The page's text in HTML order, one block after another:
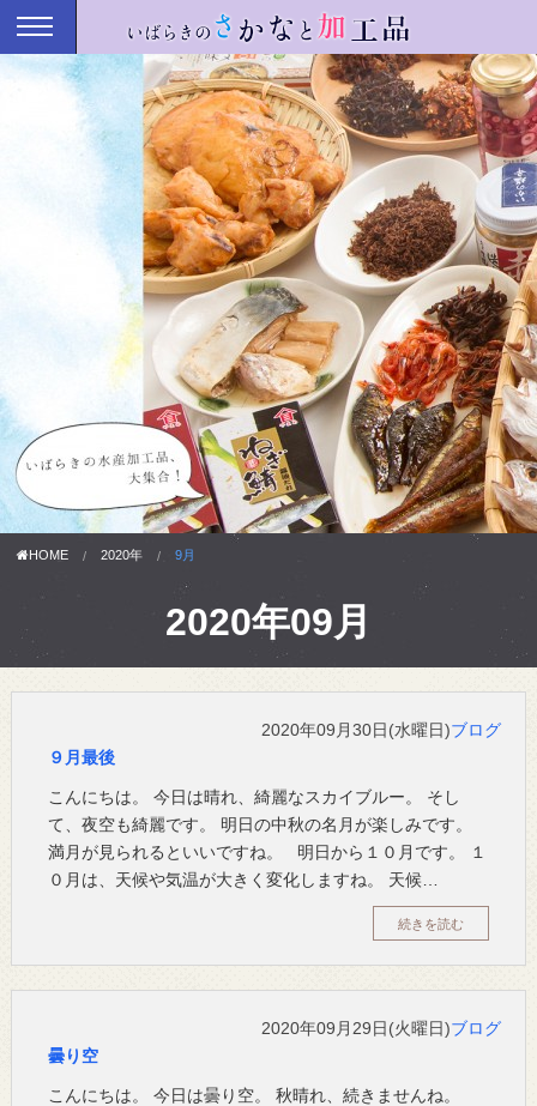
HOME 2020年 9月
2020年09月
2020年09月30日(水曜日)ブログ
９月最後
こんにちは。 今日は晴れ、綺麗なスカイブルー。 そし
て、夜空も綺麗です。 明日の中秋の名月が楽しみです。
満月が見られるといいですね。 明日から１０月です。 １
０月は、天候や気温が大きく変化しますね。 天候…
続きを読む
2020年09月29日(火曜日)ブログ
曇り空
こんにちは。 今日は曇り空。 秋晴れ、続きませんね。